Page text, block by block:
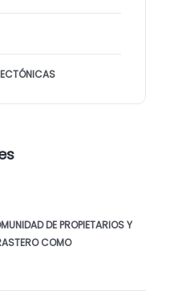
DE PROPIETARIOS Y
COMO